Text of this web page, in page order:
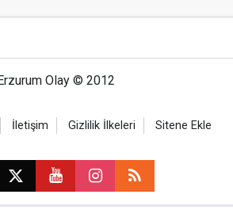
Olay © 2012
İletişim Gizlilik İlkeleri Sitene Ekle